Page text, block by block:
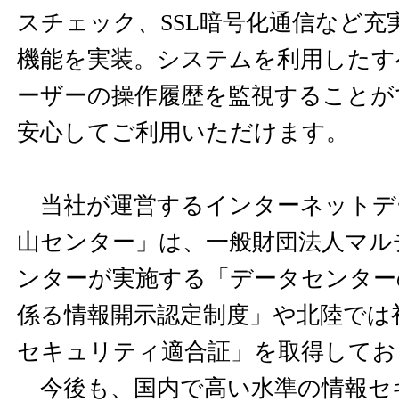
スチェック、SSL暗号化通信など
機能を実装。システムを利用した
ーザーの操作履歴を監視すること
安心してご利用いただけます。
当社が運営するインターネット
山センター」は、一般財団法人マ
ンターが実施する「データセンタ
係る情報開示認定制度」や北陸で
セキュリティ適合証」を取得して
今後も、国内で高い水準の情報